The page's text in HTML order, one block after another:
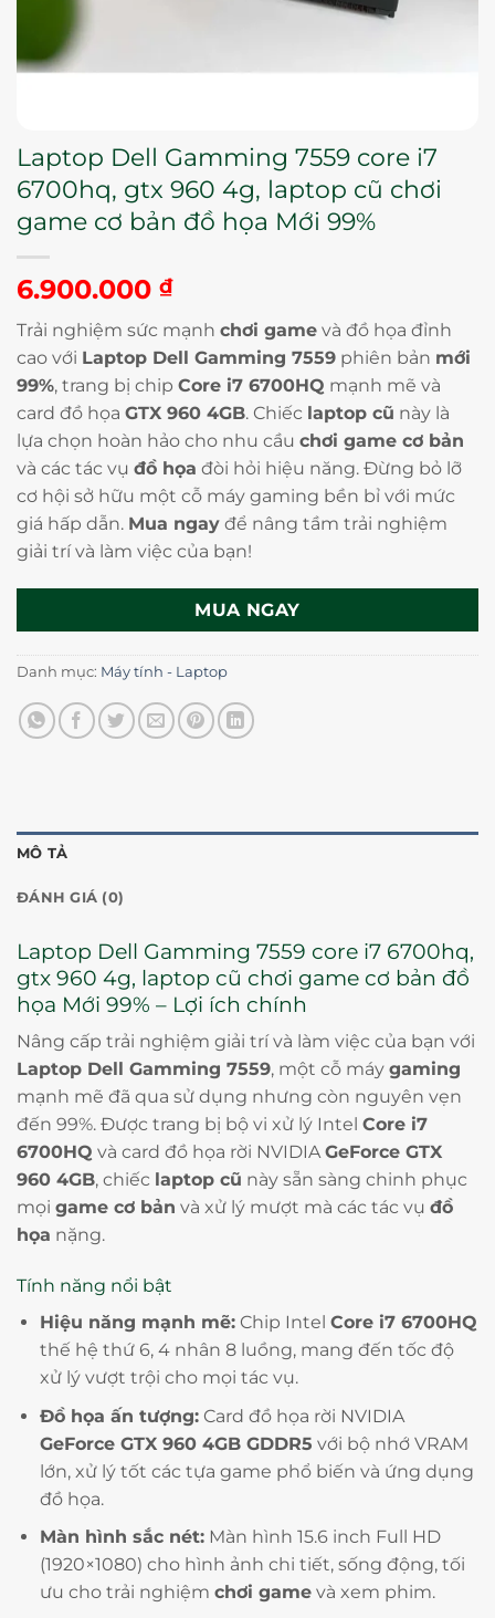
Laptop Dell Gamming 7559 core i7
6700hq, gtx 960 4g, laptop cũ chơi
game cơ bản đồ họa Mới 99%
6.900.000 ₫
Trải nghiệm sức mạnh chơi game và đồ họa đỉnh
cao với Laptop Dell Gamming 7559 phiên bản mới
99%, trang bị chip Core i7 6700HQ mạnh mẽ và
card đồ họa GTX 960 4GB. Chiếc laptop cũ này là
lựa chọn hoàn hảo cho nhu cầu chơi game cơ bản
và các tác vụ đồ họa đòi hỏi hiệu năng. Đừng bỏ lỡ
cơ hội sở hữu một cỗ máy gaming bền bỉ với mức
giá hấp dẫn. Mua ngay để nâng tầm trải nghiệm
giải trí và làm việc của bạn!
MUA NGAY
Danh mục: Máy tính - Laptop
MÔ TẢ
ĐÁNH GIÁ (0)
Laptop Dell Gamming 7559 core i7 6700hq,
gtx 960 4g, laptop cũ chơi game cơ bản đồ
họa Mới 99% – Lợi ích chính
Nâng cấp trải nghiệm giải trí và làm việc của bạn với
Laptop Dell Gamming 7559, một cỗ máy gaming
mạnh mẽ đã qua sử dụng nhưng còn nguyên vẹn
đến 99%. Được trang bị bộ vi xử lý Intel Core i7
6700HQ và card đồ họa rời NVIDIAGeForce GTX
960 4GB, chiếc laptop cũ này sẵn sàng chinh phục
mọi game cơ bản và xử lý mượt mà các tác vụ đồ
họa nặng.
Tính năng nổi bật
Hiệu năng mạnh mẽ:Chip Intel Core i7 6700HQ
thế hệ thứ 6, 4 nhân 8 luồng, mang đến tốc độ
xử lý vượt trội cho mọi tác vụ.
Đồ họa ấn tượng:Card đồ họa rời NVIDIA
GeForce GTX 960 4GB GDDR5 với bộ nhớ VRAM
lớn, xử lý tốt các tựa game phổ biến và ứng dụng
đồ họa.
Màn hình sắc nét:Màn hình 15.6 inch Full HD
(1920×1080) cho hình ảnh chi tiết, sống động, tối
ưu cho trải nghiệm chơi gamevà xem phim.